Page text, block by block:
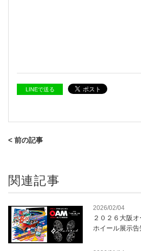
LINEで送る
< 前の記事
関連記事
2026/02/04
２０２６大阪
ホイール展示告